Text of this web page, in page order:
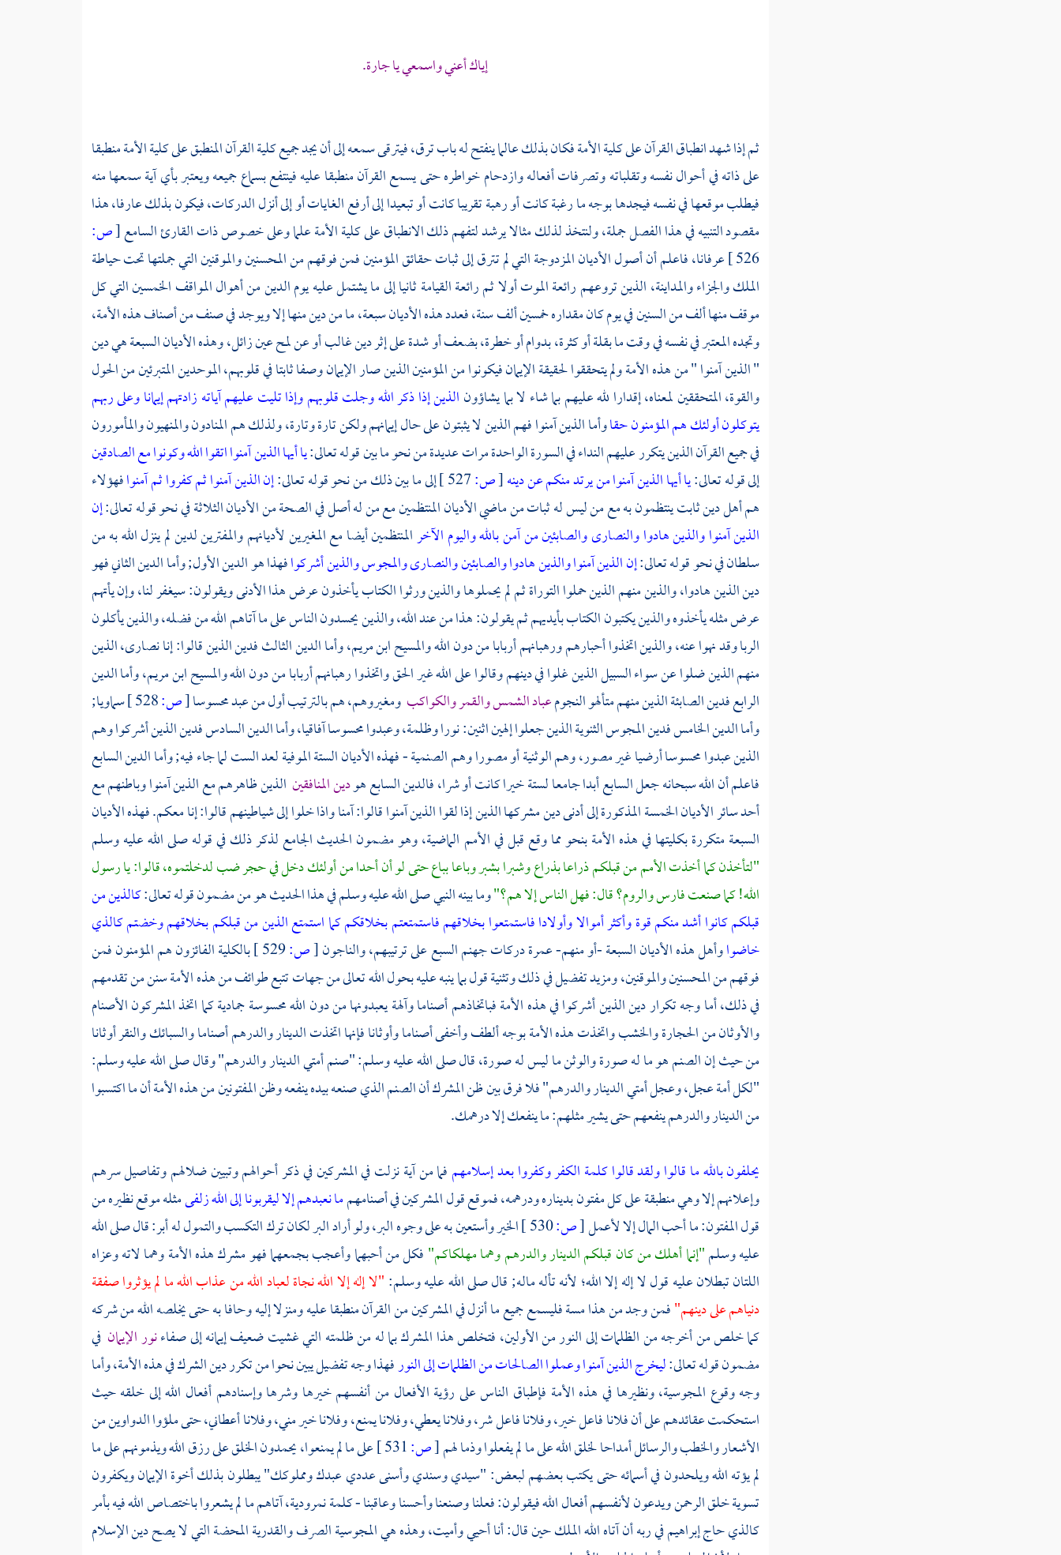
إياك أعني واسمعي يا جارة.
ثم إذا شهد انطباق القرآن على كلية الأمة فكان بذلك عالما ينفتح له باب ترق، فيترقى سمعه إلى أن يجد جميع كلية القرآن المنطبق على كلية الأمة منطبقا
على ذاته في أحوال نفسه وتقلباته وتصرفات أفعاله وازدحام خواطره حتى يسمع القرآن منطبقا عليه فينتفع بسماع جميعه ويعتبر بأي آية سمعها منه
فيطلب موقعها في نفسه فيجدها بوجه ما رغبة كانت أو رهبة تقريبا كانت أو تبعيدا إلى أرفع الغايات أو إلى أنزل الدركات، فيكون بذلك عارفا، هذا
مقصود التنبيه في هذا الفصل جملة، ولنتخذ لذلك مثالا يرشد لتفهم ذلك الانطباق على كلية الأمة علما وعلى خصوص ذات القارئ السامع[ص:
526 ] عرفانا، فاعلم أن أصول الأديان المزدوجة التي لم تترق إلى ثبات حقائق المؤمنين فمن فوقهم من المحسنين والموقنين التي جملتها تحت حياطة
الملك والجزاء والمداينة، الذين تروعهم رائعة الموت أولا ثم رائعة القيامة ثانيا إلى ما يشتمل عليه يوم الدين من أهوال المواقف الخمسين التي كل
موقف منها ألف من السنين في يوم كان مقداره خمسين ألف سنة، فعدد هذه الأديان سبعة، ما من دين منها إلا ويوجد في صنف من أصناف هذه الأمة،
وتجده المعتبر في نفسه في وقت ما بقلة أو كثرة، بدوام أو خطرة، بضعف أو شدة على إثر دين غالب أو عن لمح عين زائل، وهذه الأديان السبعة هي دين
" الذين آمنوا " من هذه الأمة ولم يتحققوا لحقيقة الإيمان فيكونوا من المؤمنين الذين صار الإيمان وصفا ثابتا في قلوبهم، الموحدين المتبرئين من الحول
والقوة، المتحققين لمعناه، إقدارا لله عليهم بما شاء لا بما يشاؤونالذين إذا ذكر الله وجلت قلوبهم وإذا تليت عليهم آياته زادتهم إيمانا وعلى ربهم
يتوكلونأولئك هم المؤمنون حقاوأما الذين آمنوا فهم الذين لا يثبتون على حال إيمانهم ولكن تارة وتارة، ولذلك هم المنادون والمنهيون والمأمورون
في جميع القرآن الذين يتكرر عليهم النداء في السورة الواحدة مرات عديدة من نحو ما بين قوله تعالى:يا أيها الذين آمنوا اتقوا الله وكونوا مع الصادقين
إلى قوله تعالى:يا أيها الذين آمنوا من يرتد منكم عن دينه[ص: إلى ما بين ذلك من نحو قوله تعالى:إن الذين آمنوا ثم كفروا ثم آمنوافهؤلاء
هم أهل دين ثابت ينتظمون به مع من ليس له ثبات من ماضي الأديان المنتظمين مع من له أصل في الصحة من الأديان الثلاثة في نحو قوله تعالى:إن
الذين آمنوا والذين هادوا والنصارى والصابئين من آمن بالله واليوم الآخرالمنتظمين أيضا مع المغيرين لأديانهم والمفترين لدين لم ينزل الله به من
سلطان في نحو قوله تعالى:إن الذين آمنوا والذين هادوا والصابئين والنصارى والمجوس والذين أشركوافهذا هو الدين الأول; وأما الدين الثاني فهو
دين الذين هادوا، والذين منهم الذين حملوا التوراة ثم لم يحملوها والذين ورثوا الكتاب يأخذون عرض هذا الأدنى ويقولون: سيغفر لنا، وإن يأتهم
عرض مثله يأخذوه والذين يكتبون الكتاب بأيديهم ثم يقولون: هذا من عند الله، والذين يحسدون الناس على ما آتاهم الله من فضله، والذين يأكلون
الربا وقد نهوا عنه، والذين اتخذوا أحبارهم ورهبانهم أربابا من دون الله والمسيح ابن مريم، وأما الدين الثالث فدين الذين قالوا: إنا نصارى، الذين
منهم الذين ضلوا عن سواء السبيل الذين غلوا في دينهم وقالوا على الله غير الحق واتخذوا رهبانهم أربابا من دون اللهوالمسيح ابن مريم،وأما الدين
الرابع فدين الصابئة الذين منهم متألهو النجومعباد الشمس والقمر والكواكب ومغيروهم، هم بالترتيب أول من عبد محسوسا[ص:
سماويا;
وأما الدين الخامس فدين المجوس الثنوية الذين جعلوا إلهين اثنين: نورا وظلمة، وعبدوا محسوسا آفاقيا، وأما الدين السادس فدين الذين أشركوا وهم
الذين عبدوا محسوسا أرضيا غير مصور، وهم الوثنية أو مصورا وهم الصنمية - فهذه الأديان الستة الموفية لعد الست لما جاء فيه; وأما الدين السابع
فاعلم أن الله سبحانه جعل السابع أبدا جامعا لستة خيرا كانت أو شرا، فالدين السابع هودين المنافقين الذين ظاهرهم مع الذين آمنوا وباطنهم مع
أحد سائر الأديان الخمسة المذكورة إلى أدنى دين مشركها الذين إذا لقوا الذين آمنوا قالوا: آمنا واذا خلوا إلى شياطينهم قالوا: إنا معكم. فهذه الأديان
السبعة متكررة بكليتها في هذه الأمة بنحو مما وقع قبل في الأمم الماضية، وهو مضمون الحديث الجامع لذكر ذلك في قوله صلى الله عليه وسلم
"لتأخذن كما أخذت الأمم من قبلكم ذراعا بذراع وشبرا بشبر وباعا بباع حتى لو أن أحدا من أولئك دخل في حجر ضب لدخلتموه، قالوا: يا رسول
الله! كما صنعتفارسوالروم؟قال: فهل الناس إلا هم؟"وما بينه النبي صلى الله عليه وسلم في هذا الحديث هو من مضمون قوله تعالى:كالذين من
قبلكم كانوا أشد منكم قوة وأكثر أموالا وأولادا فاستمتعوا بخلاقهم فاستمتعتم بخلاقكم كما استمتع الذين من قبلكم بخلاقهم وخضتم كالذي
خاضواوأهل هذه الأديان السبعة -أو منهم- عمرة دركات جهنم السبع على ترتيبهم، والناجون[ص:
بالكلية الفائزون هم المؤمنون فمن
فوقهم من المحسنين والموقنين، ومزيد تفضيل في ذلك وتثنية قول بما ينبه عليه بحول الله تعالى من جهات تتبع طوائف من هذه الأمة سنن من تقدمهم
في ذلك، أما وجه تكرار دين الذين أشركوا في هذه الأمة فباتخاذهم أصناما وآلهة يعبدونها من دون الله محسوسة جمادية كما اتخذ المشركون الأصنام
والأوثان من الحجارة والخشب واتخذت هذه الأمة بوجه ألطف وأخفى أصناما وأوثانا فإنها اتخذت الدينار والدرهم أصناما والسبائك والنقر أوثانا
من حيث إن الصنم هو ما له صورة والوثن ما ليس له صورة، قال صلى الله عليه وسلم: "صنم أمتي الدينار والدرهم" وقال صلى الله عليه وسلم:
"لكل أمة عجل، وعجل أمتي الدينار والدرهم" فلا فرق بين ظن المشرك أن الصنم الذي صنعه بيده ينفعه وظن المفتونين من هذه الأمة أن ما اكتسبوا
من الدينار والدرهم ينفعهم حتى يشير مثلهم: ما ينفعك إلا درهمك.
يحلفون بالله ما قالوا ولقد قالوا كلمة الكفر وكفروا بعد إسلامهمفما من آية نزلت في المشركين في ذكر أحوالهم وتبيين ضلالهم وتفاصيل سرهم
وإعلانهم إلا وهي منطبقة على كل مفتون بديناره ودرهمه، فموقع قول المشركين في أصنامهمما نعبدهم إلا ليقربونا إلى الله زلفىمثله موقع نظيره من
قول المفتون: ما أحب المال إلا لأعمل[ص:530 ]
الخير وأستعين به على وجوه البر، ولو أراد البر لكان ترك التكسب والتمول له أبر: قال صلى الله
عليه وسلم"إنما أهلك من كان قبلكم الدينار والدرهم وهما مهلكاكم"فكل من أحبهما وأعجب بجمعهما فهو مشرك هذه الأمة وهما لاته وعزاه
اللتان تبطلان عليه قول لا إله إلا الله؛ لأنه تأله ماله; قال صلى الله عليه وسلم:"لا إله إلا الله نجاة لعباد الله من عذاب الله ما لم يؤثروا صفقة
دنياهم على دينهم"فمن وجد من هذا مسة فليسمع جميع ما أنزل في المشركين من القرآن منطبقا عليه ومنزلا إليه وحافا به حتى يخلصه الله من شركه
كما خلص من أخرجه من الظلمات إلى النور من الأولين، فتخلص هذا المشرك بما له من ظلمته التي غشيت ضعيف إيمانه إلى صفاءنور الإيمان في
مضمون قوله تعالى:ليخرج الذين آمنوا وعملوا الصالحات من الظلمات إلى النورفهذا وجه تفضيل يبين نحوا من تكرر دين الشرك في هذه الأمة، وأما
وجه وقوع المجوسية، ونظيرها في هذه الأمة فإطباق الناس على رؤية الأفعال من أنفسهم خيرها وشرها وإسنادهم أفعال الله إلى خلقه حيث
استحكمت عقائدهم على أن فلانا فاعل خير، وفلانا فاعل شر، وفلانا يعطي، وفلانا يمنع، وفلانا خير مني، وفلانا أعطاني، حتى ملؤوا الدواوين من
الأشعار والخطب والرسائل أمداحا لخلق الله على ما لم يفعلوا وذما لهم[ص:
على ما لم يمنعوا، يحمدون الخلق على رزق الله ويذمونهم على ما
لم يؤته الله ويلحدون في أسمائه حتى يكتب بعضهم لبعض: "سيدي وسندي وأسنى عددي عبدك ومملوكك" يبطلون بذلك أخوة الإيمان ويكفرون
تسوية خلق الرحمن ويدعون لأنفسهم أفعال الله فيقولون: فعلنا وصنعنا وأحسنا وعاقبنا - كلمة نمرودية، آتاهم ما لم يشعروا باختصاص الله فيه بأمر
كالذي حاجإبراهيمفي ربه أن آتاه الله الملك حين قال: أنا أحيي وأميت، وهذه هي المجوسية الصرف والقدرية المحضة التي لا يصح دين الإسلام